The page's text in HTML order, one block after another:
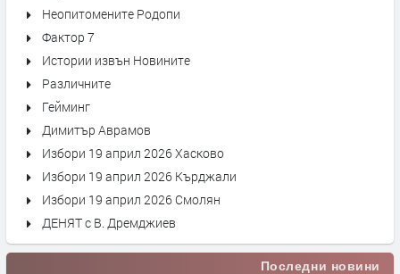
Неопитомените Родопи
Фактор 7
Истории извън Новините
Различните
Гейминг
Димитър Аврамов
Избори 19 април 2026 Хасково
Избори 19 април 2026 Кърджали
Избори 19 април 2026 Смолян
ДЕНЯТ с В. Дремджиев
Последни новини